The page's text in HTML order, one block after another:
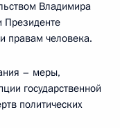
Владимира
Президенте
правам человека.
– меры,
государственной
политических